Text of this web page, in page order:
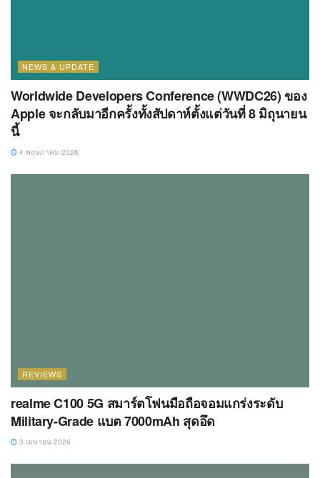
NEWS & UPDATE
Worldwide Developers Conference (WWDC26) ของ
Apple จะกลับมาอีกครั้งทั้งสัปดาห์ตั้งแต่วันที่ 8 มิถุนายน
นี้
4 พฤษภาคม 2026
REVIEWS
realme C100 5G สมาร์ตโฟนมือถือจอมแกร่งระดับ
Military-Grade แบต 7000mAh สุดอึด
3 เมษายน 2026